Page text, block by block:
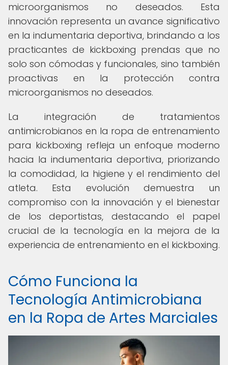
microorganismos no deseados. Esta
innovación representa un avance significativo
en la indumentaria deportiva, brindando a los
practicantes de kickboxing prendas que no
solo son cómodas y funcionales, sino también
proactivas en la protección contra
microorganismos no deseados.
La integración de tratamientos
antimicrobianos en la ropa de entrenamiento
para kickboxing refleja un enfoque moderno
hacia la indumentaria deportiva, priorizando
la comodidad, la higiene y el rendimiento del
atleta. Esta evolución demuestra un
compromiso con la innovación y el bienestar
de los deportistas, destacando el papel
crucial de la tecnología en la mejora de la
experiencia de entrenamiento en el kickboxing.
Cómo Funciona la
Tecnología Antimicrobiana
en la Ropa de Artes Marciales